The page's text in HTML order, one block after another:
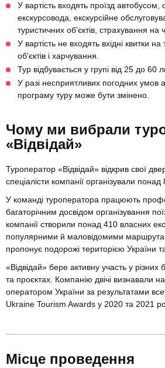
У вартість входять проїзд автобусом,
екскурсовода, екскурсійне
туристичних об'єктів, страхування на
У вартість не входять вхідні квитки
об'єктів і харчування.
Тур відбувається у групі від 25 до 60
У разі несприятливих погодних умов
програму туру може бути змінено.
Чому ми вибрали
«Відвідай»
Туроператор «Відвідай» відкрив свої
спеціалісти компанії організували
У команді туроператора працюють
багаторічним досвідом організування
компанії створили понад 410 власних
популярними й маловідомими
пропонує подорожі територією України
«Відвідай» бере активну участь у різних
та проєктах. Компанію двічі визнавали
оператором України за результатами
Ukraine Tourism Awards у 2020 та 2021
Місце проведення